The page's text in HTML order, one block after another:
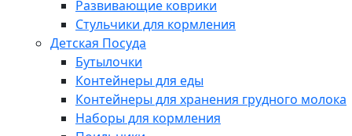
Развивающие коврики
Стульчики для кормления
Детская Посуда
Бутылочки
Контейнеры для еды
Контейнеры для хранения грудного молока
Наборы для кормления